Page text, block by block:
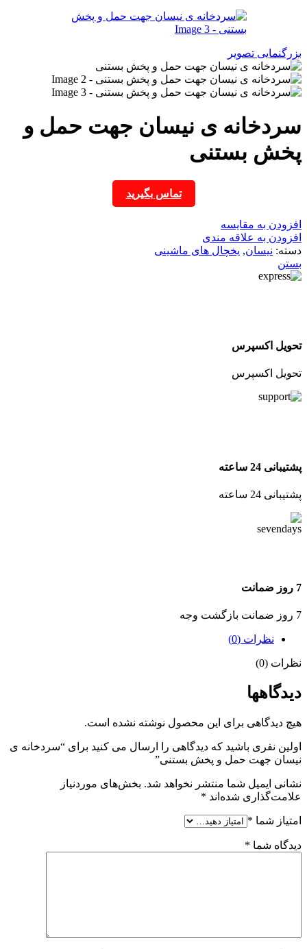
بزرگنمایی تصویر
سردخانه ی نیسان جهت حمل و
پخش بستنی
تماس بگیرید
افزودن به مقایسه
افزودن به علاقه مندی
دسته: نیسان, یخچال های ماشینی
بستن
تحویل اکسپرس
تحویل اکسپرس
پشتیبانی 24 ساعته
پشتیبانی 24 ساعته
7 روز ضمانت
7 روز ضمانت بازگشت وجه
نظرات (0)
نظرات (0)
دیدگاهها
هیچ دیدگاهی برای این محصول نوشته نشده است.
اولین نفری باشید که دیدگاهی را ارسال می کنید برای “سردخانه ی
نیسان جهت حمل و پخش بستنی”
نشانی ایمیل شما منتشر نخواهد شد. بخش‌های موردنیاز
علامت‌گذاری شده‌اند *
امتیاز شما *
دیدگاه شما *